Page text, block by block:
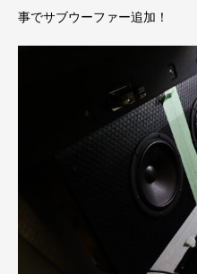
事でサブウーファー追加！